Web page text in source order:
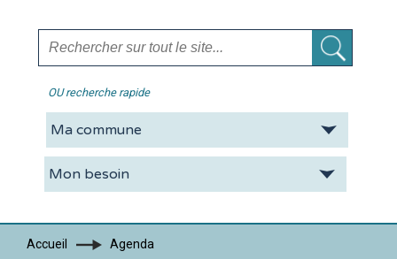
OU recherche rapide
La CDC Vie pratique
Accueil Agenda